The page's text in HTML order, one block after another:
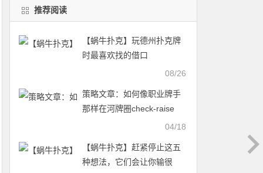
推荐阅读
【蜗牛扑克】玩德州扑克牌
时最喜欢找的借口
08/26
策略文章：如何像职业牌手
那样在河牌圈check-raise
04/18
【蜗牛扑克】赶紧停止这五
种想法，它们会让你输很